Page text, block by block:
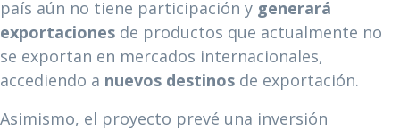
país aún no tiene participación y generará
exportaciones de productos que actualmente no
se exportan en mercados internacionales,
accediendo a nuevos destinos de exportación.
Asimismo, el proyecto prevé una inversión